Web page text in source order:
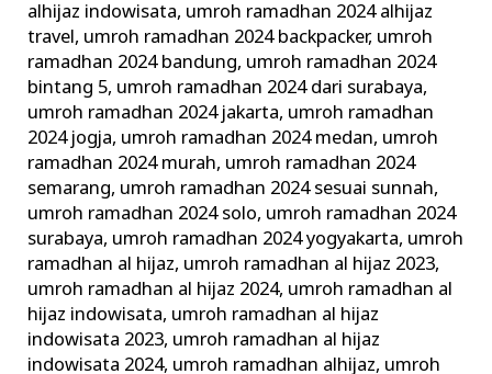
alhijaz indowisata, umroh ramadhan 2024 alhijaz
travel, umroh ramadhan 2024 backpacker, umroh
ramadhan 2024 bandung, umroh ramadhan 2024
bintang 5, umroh ramadhan 2024 dari surabaya,
umroh ramadhan 2024 jakarta, umroh ramadhan
2024 jogja, umroh ramadhan 2024 medan, umroh
ramadhan 2024 murah, umroh ramadhan 2024
semarang, umroh ramadhan 2024 sesuai sunnah,
umroh ramadhan 2024 solo, umroh ramadhan 2024
surabaya, umroh ramadhan 2024 yogyakarta, umroh
ramadhan al hijaz, umroh ramadhan al hijaz 2023,
umroh ramadhan al hijaz 2024, umroh ramadhan al
hijaz indowisata, umroh ramadhan al hijaz
indowisata 2023, umroh ramadhan al hijaz
indowisata 2024, umroh ramadhan alhijaz, umroh